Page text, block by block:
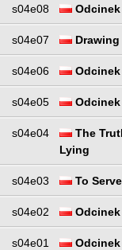
s04e08 Odcinek
s04e07 Drawing
s04e06 Odcinek
s04e05 Odcinek
s04e04
The
Lying
s04e03 To
s04e02 Odcinek
s04e01 Odcinek